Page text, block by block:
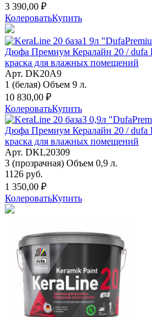
3 390,00 ₽
КолероватьКупить
Дюфа Премиум Кералайн 20 /
краска для влажных помещений
Арт. DK20A9
1 (белая) Объем 9 л.
10 830,00 ₽
КолероватьКупить
Дюфа Премиум Кералайн 20 /
краска для влажных помещений
Арт. DKL20309
3 (прозрачная) Объем 0,9 л.
1126 руб.
1 350,00 ₽
КолероватьКупить